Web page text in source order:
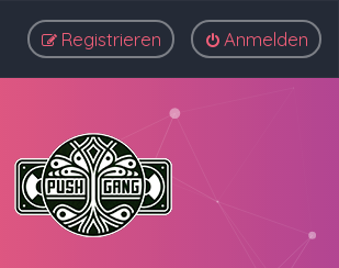
Anmelden
Registrieren